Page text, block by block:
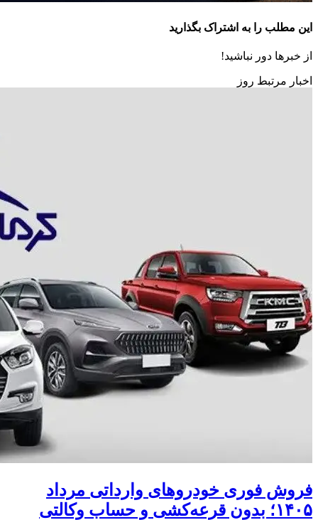
این مطلب را به اشتراک بگذارید
از خبرها دور نباشید!
اخبار مرتبط روز
فروش فوری خودروهای وارداتی مرداد
۱۴۰۵؛ بدون قرعه‌کشی و حساب وکالتی